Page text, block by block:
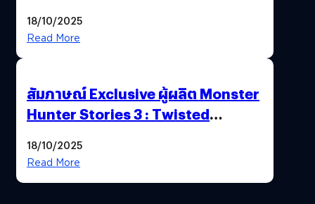
18/10/2025
Read More
สัมภาษณ์ Exclusive ผู้ผลิต Monster
Hunter Stories 3 : Twisted
สวยฉ่ำ !
18/10/2025
Read More